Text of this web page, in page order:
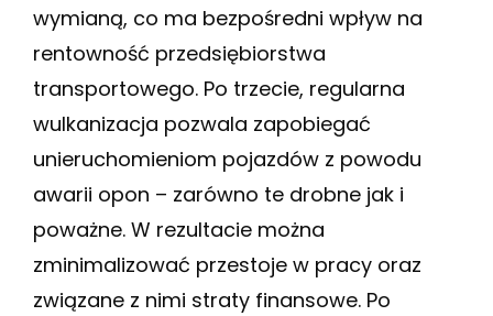
wymianą, co ma bezpośredni wpływ na
rentowność przedsiębiorstwa
transportowego. Po trzecie, regularna
wulkanizacja pozwala zapobiegać
unieruchomieniom pojazdów z powodu
awarii opon – zarówno te drobne jak i
poważne. W rezultacie można
zminimalizować przestoje w pracy oraz
związane z nimi straty finansowe. Po